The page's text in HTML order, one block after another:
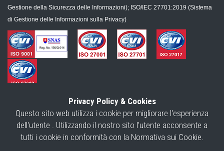
Privacy Policy & Cookies
Questo sito web utilizza i cookie per migliorare l'esperienza
dell'utente . Utilizzando il nostro sito l'utente acconsente a
tutti i cookie in conformità con la Normativa sui Cookie.
Gestione della Sicurezza delle Informazioni); ISO/IEC 27701:2019 (Sistema
di Gestione delle Informazioni sulla Privacy)
GDPR33 | Powered by Webgenesys
Modello per l'esercizio dei diritti